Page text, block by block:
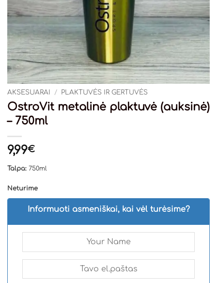
AKSESUARAI / PLAKTUVĖS IR GERTUVĖS
OstroVit metalinė plaktuvė (auksinė)
– 750ml
9,99€
Talpa: 750ml
Neturime
Informuoti asmeniškai, kai vėl turėsime?